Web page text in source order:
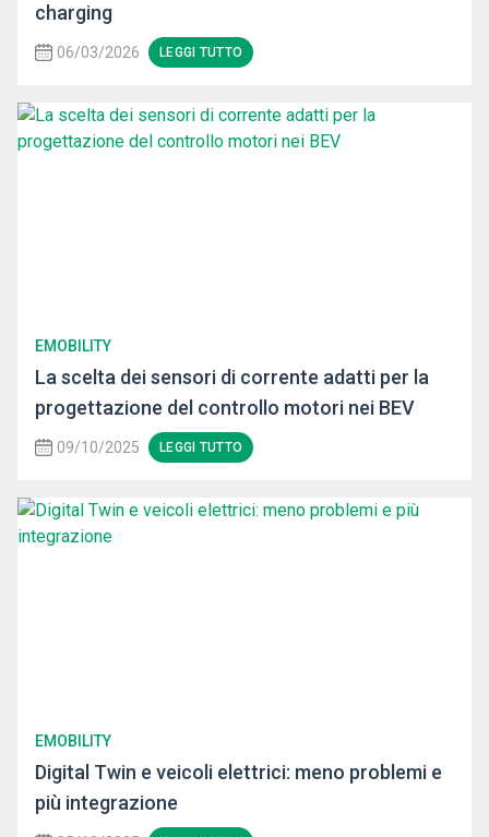
charging
06/03/2026 LEGGI TUTTO
EMOBILITY
La scelta dei sensori di corrente adatti per la
progettazione del controllo motori nei BEV
09/10/2025 LEGGI TUTTO
EMOBILITY
Digital Twin e veicoli elettrici: meno problemi e
più integrazione